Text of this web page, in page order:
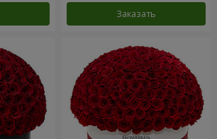
Заказать